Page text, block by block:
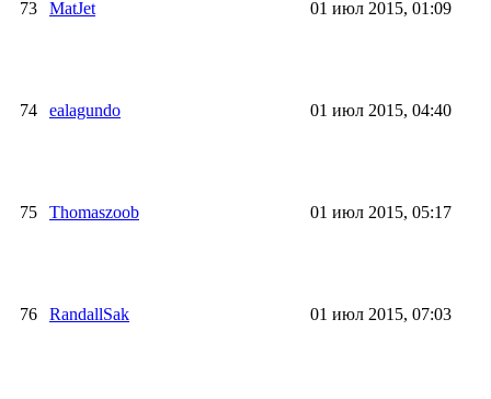
73 MatJet 01 июл 2015, 01:09
74 ealagundo 01 июл 2015, 04:40
75 Thomaszoob 01 июл 2015, 05:17
76 RandallSak 01 июл 2015, 07:03